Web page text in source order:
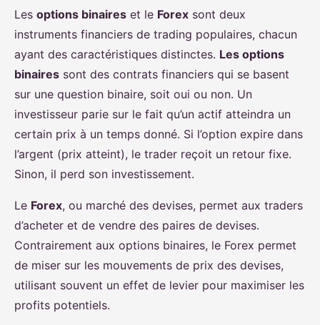
Sarah•4 décembre 2024• 6 min de lecture
Les options binaires et le Forex sont deux
instruments financiers de trading populaires, chacun
ayant des caractéristiques distinctes. Les options
binaires sont des contrats financiers qui se basent
sur une question binaire, soit oui ou non. Un
investisseur parie sur le fait qu’un actif atteindra un
certain prix à un temps donné. Si l’option expire dans
l’argent (prix atteint), le trader reçoit un retour fixe.
Sinon, il perd son investissement.
Le Forex, ou marché des devises, permet aux traders
d’acheter et de vendre des paires de devises.
Contrairement aux options binaires, le Forex permet
de miser sur les mouvements de prix des devises,
utilisant souvent un effet de levier pour maximiser les
profits potentiels.